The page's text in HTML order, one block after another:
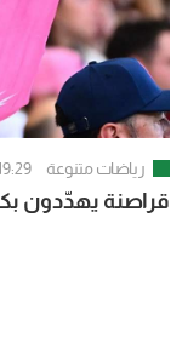
رياضات متنوعة
قراصنة يهدّدون